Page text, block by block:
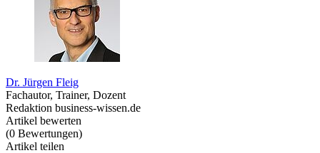
Dr. Jürgen Fleig
Fachautor, Trainer, Dozent
Redaktion business-wissen.de
Artikel bewerten
(0 Bewertungen)
Artikel teilen